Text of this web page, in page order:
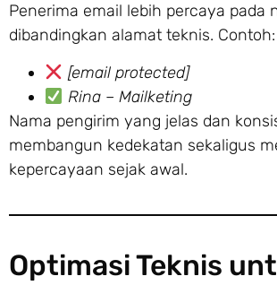
Penerima email lebih percaya pada
dibandingkan alamat teknis. Contoh:
[email protected]
Rina – Mailketing
Nama pengirim yang jelas dan
membangun kedekatan sekaligus
kepercayaan sejak awal.
Optimasi Teknis